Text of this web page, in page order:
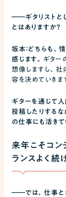
――ギタリスト
とはありますか？
坂本：どちらも、
感じます。 ギター
想像しますし、
容を決めていきま
ギターを通じて
投稿したりする
の仕事にも活きて
来年こそコン
ランスよく続
――では、仕事と